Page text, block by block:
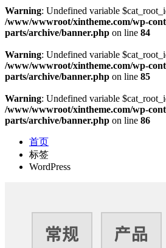
Warning: Undefined variable
/www/wwwroot/xintheme.com/wp-
parts/archive/banner.php on line 84
Warning: Undefined variable
/www/wwwroot/xintheme.com/wp-
parts/archive/banner.php on line 85
Warning: Undefined variable
/www/wwwroot/xintheme.com/wp-
parts/archive/banner.php on line 86
首页
标签
WordPress